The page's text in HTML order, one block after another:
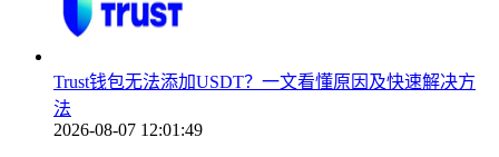
Trust钱包无法添加USDT？一文看懂原因及快速解决方
法
2026-08-07 12:01:49